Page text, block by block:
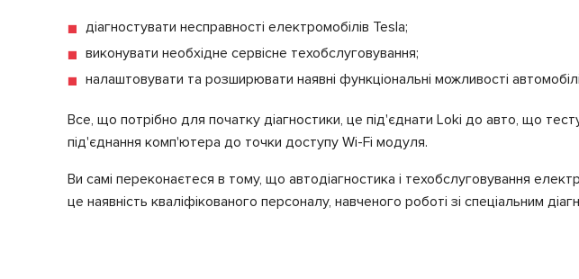
діагностувати несправності електромобілів Tesla;
виконувати необхідне сервісне техобслуговування;
налаштовувати та розширювати наявні функціональні можливості
Все, що потрібно для початку діагностики, це під'єднати Loki до авто, що
під'єднання комп'ютера до точки доступу Wi-Fi модуля.
Ви самі переконаєтеся в тому, що автодіагностика і техобслуговування
це наявність кваліфікованого персоналу, навченого роботі зі спеціальним